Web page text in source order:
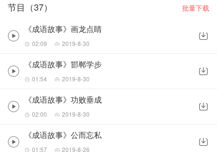
节目（37） 批量下载
《成语故事》画龙点睛
02:09 2019-8-30
《成语故事》邯郸学步
01:54 2019-8-30
《成语故事》功败垂成
02:00 2019-8-30
《成语故事》公而忘私
01:57 2019-8-26